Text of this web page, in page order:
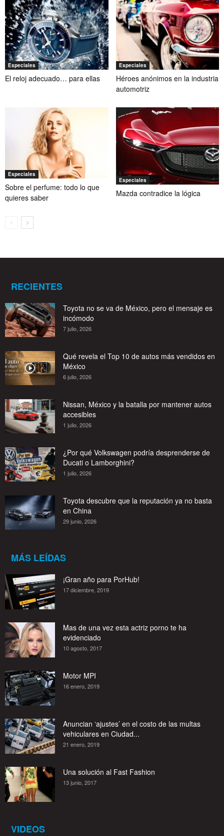
Especiales
El reloj adecuado… para ellas
Especiales
Héroes anónimos en la industria
automotriz
Especiales
Sobre el perfume: todo lo que
quieres saber
Especiales
Mazda contradice la lógica
RECIENTES
Toyota no se va de México, pero el mensaje es
incómodo
7 julio, 2026
Qué revela el Top 10 de autos más vendidos en
México
6 julio, 2026
Nissan, México y la batalla por mantener autos
accesibles
1 julio, 2026
¿Por qué Volkswagen podría desprenderse de
Ducati o Lamborghini?
1 julio, 2026
Toyota descubre que la reputación ya no basta
en China
29 junio, 2026
MÁS LEÍDAS
¡Gran año para PorHub!
17 diciembre, 2019
Mas de una vez esta actriz porno te ha
evidenciado
10 agosto, 2017
Motor MPI
16 enero, 2019
Anuncian ‘ajustes’ en el costo de las multas
vehiculares en Ciudad...
21 enero, 2019
Una solución al Fast Fashion
13 junio, 2017
VIDEOS